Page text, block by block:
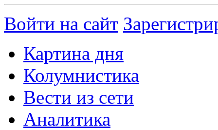
Войти на сайт
Картина дня
Колумнистика
Вести из сети
Аналитика